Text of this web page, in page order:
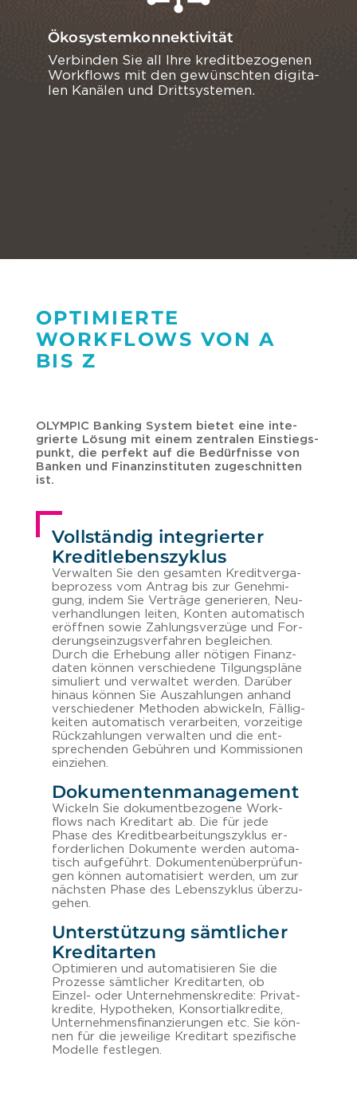
Ökosystemkonnektivität
Ver­bin­den Sie all Ihre kre­dit­be­zo­ge­nen
Work­flows mit den ge­wünsch­ten di­gi­ta­
len Ka­nä­len und Dritt­sys­te­men.
OPTIMIERTE
WORKFLOWS VON A
BIS Z
OLYM­PIC Ban­king Sys­tem bie­tet eine in­te­
grier­te Lö­sung mit einem zen­tra­len Ein­stiegs­
punkt, die per­fekt auf die Be­dürf­nis­se von
Ban­ken und Fi­nanz­in­sti­tu­ten zu­ge­schnit­ten
ist.
Vollständig integrierter
Kreditlebenszyklus
Ver­wal­ten Sie den ge­sam­ten Kre­dit­ver­ga­
be­pro­zess vom An­trag bis zur Ge­neh­mi­
gung, indem Sie Ver­trä­ge ge­ne­rie­ren, Neu­
ver­hand­lun­gen lei­ten, Kon­ten au­to­ma­tisch
er­öff­nen sowie Zah­lungs­ver­zü­ge und For­
de­rungs­ein­zugs­ver­fah­ren be­glei­chen.
Durch die Er­he­bung aller nö­ti­gen Fi­nanz­
da­ten kön­nen ver­schie­de­ne Til­gungs­plä­ne
si­mu­liert und ver­wal­tet wer­den. Dar­über
hin­aus kön­nen Sie Aus­zah­lun­gen an­hand
ver­schie­de­ner Me­tho­den ab­wi­ckeln, Fäl­lig­
kei­ten au­to­ma­tisch ver­ar­bei­ten, vor­zei­ti­ge
Rück­zah­lun­gen ver­wal­ten und die ent­
spre­chen­den Ge­büh­ren und Kom­mis­sio­nen
ein­zie­hen.
Dokumentenmanagement
Wi­ckeln Sie do­ku­ment­be­zo­ge­ne Work­
flows nach Kre­dit­art ab. Die für jede
Phase des Kre­dit­be­ar­bei­tungs­zy­klus er­
for­der­li­chen Do­ku­men­te wer­den au­to­ma­
tisch auf­ge­führt. Do­ku­men­ten­über­prü­fun­
gen kön­nen au­to­ma­ti­siert wer­den, um zur
nächs­ten Phase des Le­bens­zy­klus über­zu­
ge­hen.
Unterstützung sämtlicher
Kreditarten
Op­ti­mie­ren und au­to­ma­ti­sie­ren Sie die
Pro­zes­se sämt­li­cher Kre­dit­ar­ten, ob
Einzel-​ oder Un­ter­neh­mens­kre­di­te: Pri­vat­
kre­di­te, Hy­po­the­ken, Kon­sor­ti­al­kre­di­te,
Un­ter­neh­mens­fi­nan­zie­run­gen etc. Sie kön­
nen für die je­wei­li­ge Kre­dit­art spe­zi­fi­sche
Mo­del­le fest­le­gen.